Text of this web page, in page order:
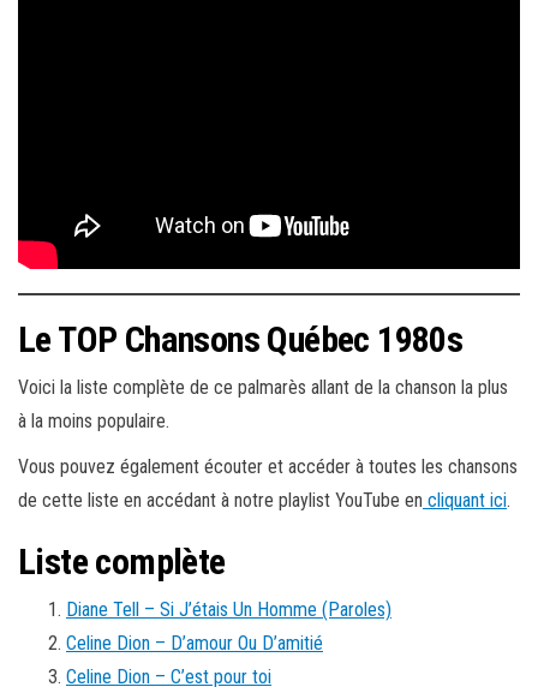
Le TOP Chansons Québec 1980s
Voici la liste complète de ce palmarès allant de la chanson la plus
à la moins populaire.
Vous pouvez également écouter et accéder à toutes les chansons
de cette liste en accédant à notre playlist YouTube en cliquant ici.
Liste complète
Diane Tell – Si J’étais Un Homme (Paroles)
Celine Dion – D’amour Ou D’amitié
Celine Dion – C’est pour toi